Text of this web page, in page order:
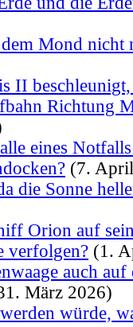
Mond nicht
II
Richtung
eines
(7.
die Sonne
Orion auf
verfolgen? (1.
auch
März 2026)
würde,